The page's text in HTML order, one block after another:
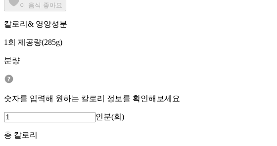
이 음식 좋아요
칼로리& 영양성분
1회 제공량(285g)
분량
숫자를 입력해 원하는 칼로리 정보를 확인해보세요
인분(회)
총 칼로리